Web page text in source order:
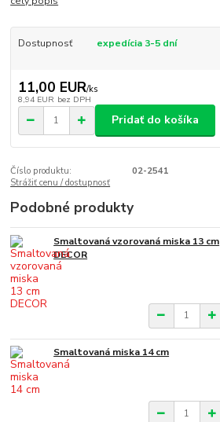
Dostupnosť expedícia 3-5 dní
11,00 EUR/ks
8,94 EUR bez DPH
Pridať do košíka
Číslo produktu:
02-2541
Strážiť cenu / dostupnosť
Podobné produkty
Smaltovaná vzorovaná miska 13 cm
DECOR
Smaltovaná miska 14 cm